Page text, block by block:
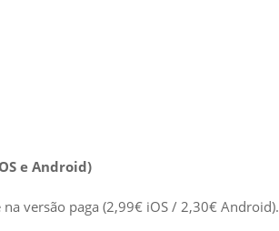
e Android)
versão paga (2,99€ iOS / 2,30€ Android).